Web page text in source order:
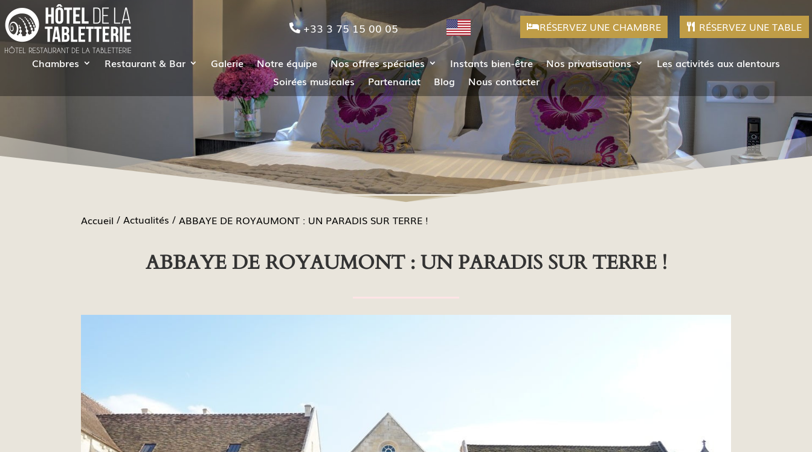
+33 3 75 15 00 05 RÉSERVEZ UNE CHAMBRE RÉSERVEZ UNE TABLE
Chambres Restaurant & Bar Galerie Notre équipe Nos offres spéciales Instants bien-être Nos privatisations
Les activités aux alentours
Soirées musicales
Partenariat Blog Nous contacter
Accueil Actualités ABBAYE DE ROYAUMONT : UN PARADIS SUR TERRE !
ABBAYE DE ROYAUMONT : UN PARADIS SUR TERRE !